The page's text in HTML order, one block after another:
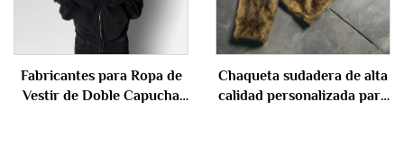
Fabricantes para Ropa de
Vestir de Doble Capucha
Chaqueta sudadera de alta
calidad personalizada para